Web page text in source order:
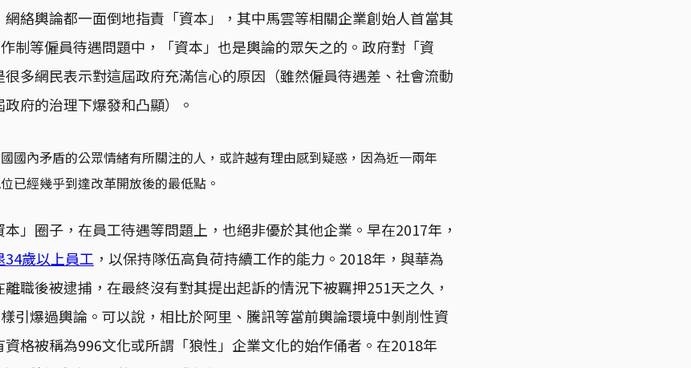
絡輿論都一面倒地指責「資本」，其中馬雲等相關企業創始人首當其
制等僱員待遇問題中，「資本」也是輿論的眾矢之的。政府對「資
多網民表示對這屆政府充滿信心的原因（雖然僱員待遇差、社會流動
府的治理下爆發和凸顯）。
國內矛盾的公眾情緒有所關注的人，或許越有理由感到疑惑，因為近一兩年
已經幾乎到達改革開放後的最低點。
」圈子，在員工待遇等問題上，也絕非優於其他企業。早在2017年，
歲以上員工 ，以保持隊伍高負荷持續工作的能力。2018年，與華為
職後被逮捕，在最終沒有對其提出起訴的情況下被羈押251天之久，
樣引爆過輿論。可以說，相比於阿里、騰訊等當前輿論環境中剝削性資
格被稱為996文化或所謂「狼性」企業文化的始作俑者。在2018年